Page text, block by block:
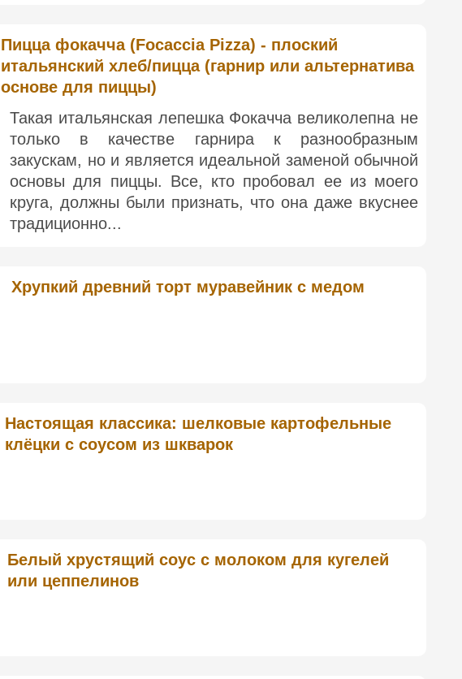
Пицца фокачча (Focaccia Pizza) - плоский
итальянский хлеб/пицца (гарнир или альтернатива
основе для пиццы)
Такая итальянская лепешка Фокачча великолепна не
только в качестве гарнира к разнообразным
закускам, но и является идеальной заменой обычной
основы для пиццы. Все, кто пробовал ее из моего
круга, должны были признать, что она даже вкуснее
традиционно...
Хрупкий древний торт муравейник с медом
Настоящая классика: шелковые картофельные
клёцки с соусом из шкварок
Белый хрустящий соус с молоком для кугелей
или цеппелинов